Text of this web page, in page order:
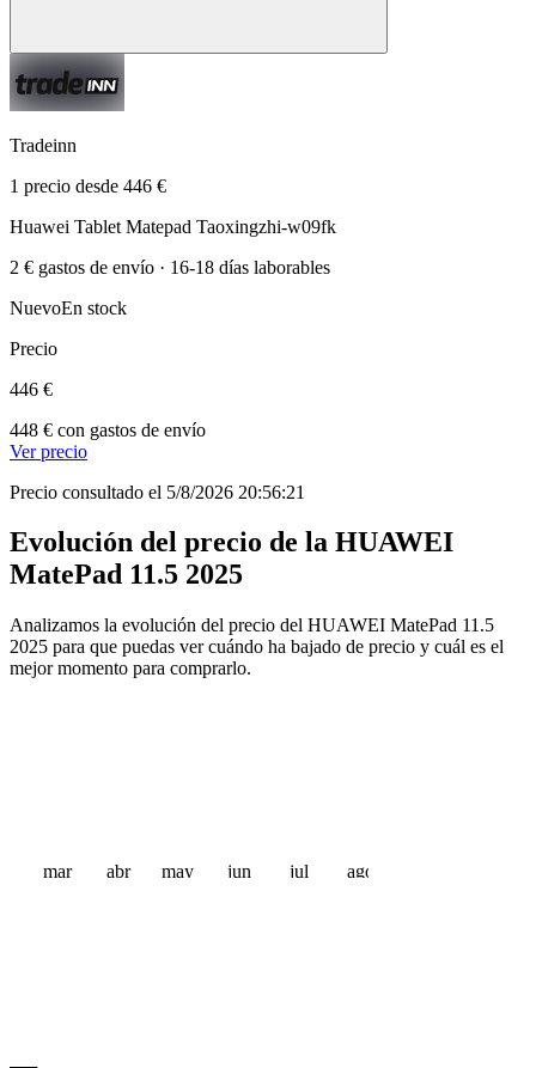
Tradeinn
1 precio desde 446 €
Huawei Tablet Matepad Taoxingzhi-w09fk
2 € gastos de envío · 16-18 días laborables
NuevoEn stock
Precio
446 €
448 € con gastos de envío
Ver precio
Precio consultado el 5/8/2026 20:56:21
Evolución del precio de la HUAWEI
MatePad 11.5 2025
Analizamos la evolución del precio del HUAWEI MatePad 11.5
2025 para que puedas ver cuándo ha bajado de precio y cuál es el
mejor momento para comprarlo.
mar abr may jun jul ago